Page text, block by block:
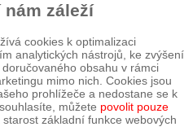
nám záleží
cookies k optimalizaci
analytických nástrojů, ke zvýšení
obsahu v rámci
mimo nich. Cookies jsou
prohlížeče a nedostane se k
můžete povolit pouze
základní funkce webových